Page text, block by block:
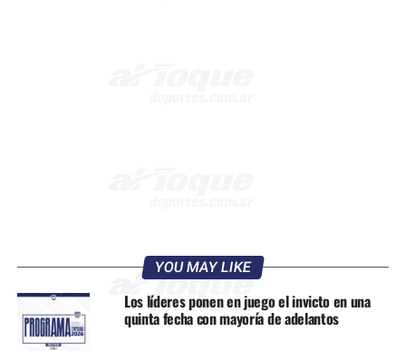
YOU MAY LIKE
Los líderes ponen en juego el invicto en una
quinta fecha con mayoría de adelantos